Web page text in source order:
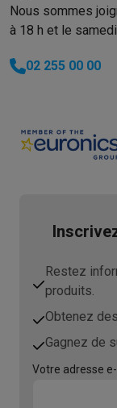
Nous sommes
à 18 h et le
02 255 00 00
Restez
produits.
Obtenez
Gagnez de
Votre adresse